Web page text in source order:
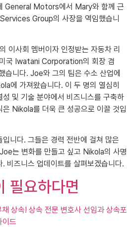
General Motors에서 Mary와 함께 근
Group의 사장을 역임했습니
사회 멤버이자 인정받는 자동차 리
국 Iwatani Corporation의 회장 겸
습니다. Joe와 그의 팀은 수소 산업에
에 가져왔습니다. 이 두 명의 열심히
및 기술 분야에서 비즈니스를 구축하
Nikola를 더욱 큰 성공으로 이끌 것입
니다. 그들은 경력 전반에 걸쳐 많은
는 변화를 만들고 싶고 Nikola의 사명
비즈니스 업데이트를 살펴보겠습니다.
필요하다면
상속! 상속 전문 변호사 선임과 상속포
이드